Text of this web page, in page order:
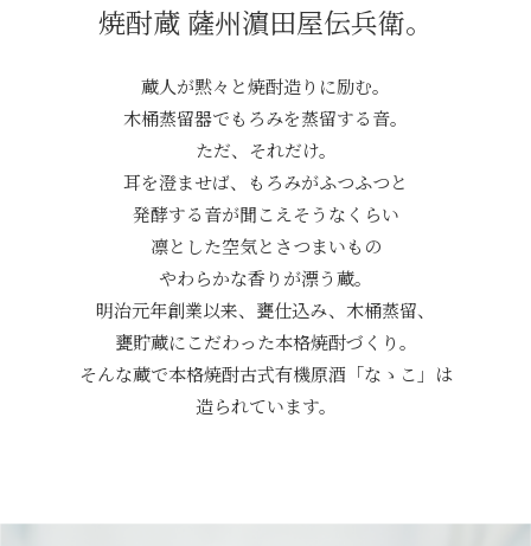
焼酎蔵 薩州濵田屋伝兵衛。
蔵人が黙々と焼酎造りに励む。
木桶蒸留器でもろみを蒸留する音。
ただ、それだけ。
耳を澄ませば、もろみがふつふつと
発酵する音が聞こえそうなくらい
凛とした空気とさつまいもの
やわらかな香りが漂う蔵。
明治元年創業以来、甕仕込み、木桶蒸留、
甕貯蔵に こだわった本格焼酎づくり。
そんな蔵で本格焼酎古式有機原酒「なゝこ」は
造られています。